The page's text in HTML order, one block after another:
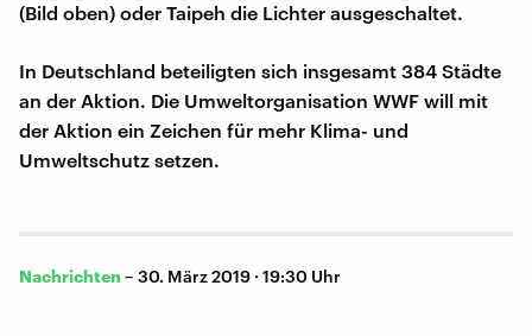
(Bild oben) oder Taipeh die Lichter ausgeschaltet.
In Deutschland beteiligten sich insgesamt 384 Städte
an der Aktion. Die Umweltorganisation WWF will mit
der Aktion ein Zeichen für mehr Klima- und
Umweltschutz setzen.
Nachrichten – 30. März 2019 · 19:30 Uhr